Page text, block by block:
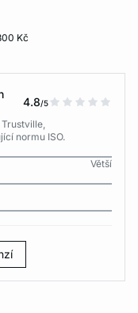
Kč
4.8/5
normu ISO.
Větší